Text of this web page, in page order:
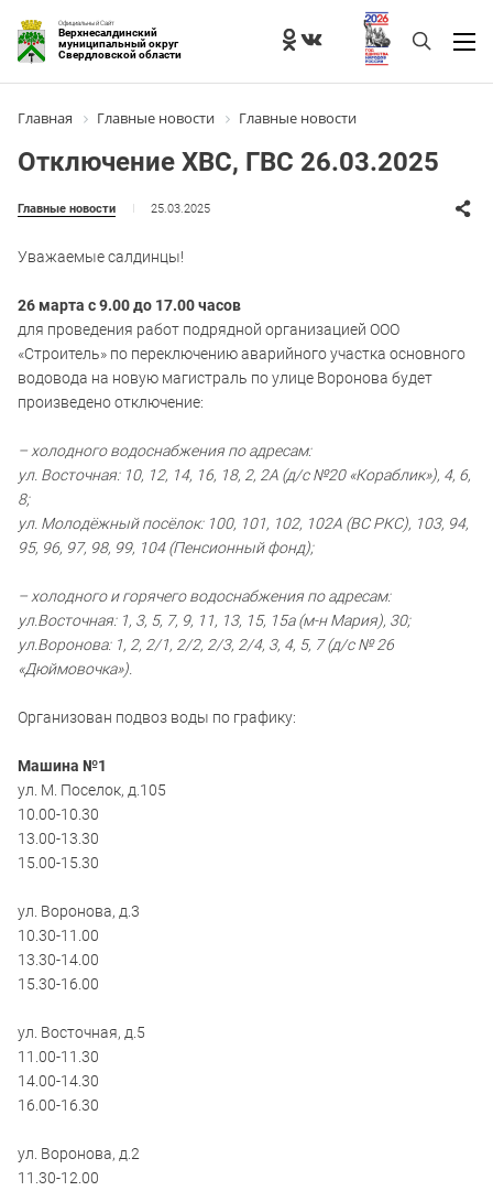
Официальный Сайт
Верхнесалдинский
муниципальный округ
Свердловской области
Главная Главные новости Главные новости
Отключение ХВС, ГВС 26.03.2025
Главные новости 25.03.2025
Уважаемые салдинцы!
26 марта с 9.00 до 17.00 часов
для проведения работ подрядной организацией ООО
«Строитель» по переключению аварийного участка основного
водовода на новую магистраль по улице Воронова будет
произведено отключение:
– холодного водоснабжения по адресам:
ул. Восточная: 10, 12, 14, 16, 18, 2, 2А (д/с №20 «Кораблик»), 4, 6,
8;
ул. Молодёжный посёлок: 100, 101, 102, 102А (ВС РКС), 103, 94,
95, 96, 97, 98, 99, 104 (Пенсионный фонд);
– холодного и горячего водоснабжения по адресам:
ул.Восточная: 1, 3, 5, 7, 9, 11, 13, 15, 15а (м-н Мария), 30;
ул.Воронова: 1, 2, 2/1, 2/2, 2/3, 2/4, 3, 4, 5, 7 (д/с № 26
«Дюймовочка»).
Организован подвоз воды по графику:
Машина №1
ул. М. Поселок, д.105
10.00-10.30
13.00-13.30
15.00-15.30
ул. Воронова, д.3
10.30-11.00
13.30-14.00
15.30-16.00
ул. Восточная, д.5
11.00-11.30
14.00-14.30
16.00-16.30
ул. Воронова, д.2
11.30-12.00